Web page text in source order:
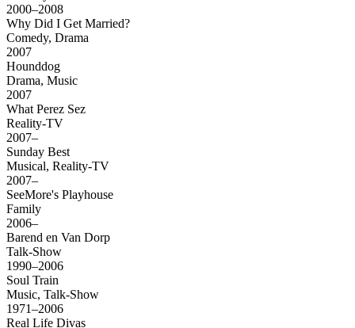
2000–2008
Why Did I Get Married?
Comedy, Drama
2007
Hounddog
Drama, Music
2007
What Perez Sez
Reality-TV
2007–
Sunday Best
Musical, Reality-TV
2007–
SeeMore's Playhouse
Family
2006–
Barend en Van Dorp
Talk-Show
1990–2006
Soul Train
Music, Talk-Show
1971–2006
Real Life Divas